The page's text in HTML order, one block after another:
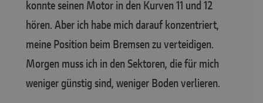
konnte seinen Motor in den Kurven 11 und 12
hören. Aber ich habe mich darauf konzentriert,
meine Position beim Bremsen zu verteidigen.
Morgen muss ich in den Sektoren, die für mich
weniger günstig sind, weniger Boden verlieren.